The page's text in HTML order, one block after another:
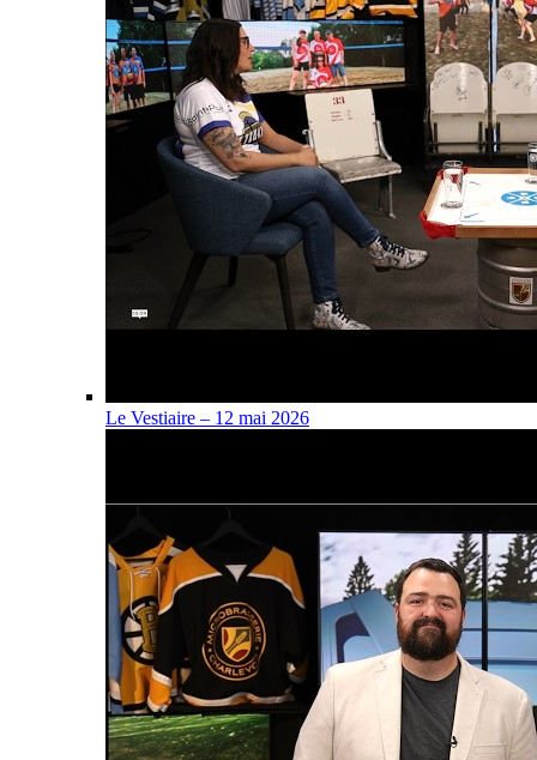
Le Vestiaire – 12 mai 2026